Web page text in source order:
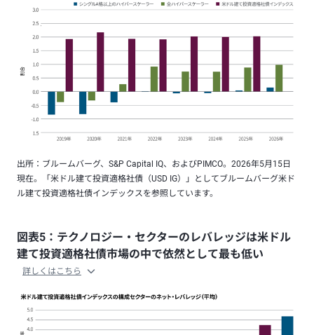
出所：ブルームバーグ、S&P Capital IQ、およびPIMCO。2026年5月15日
現在。「米ドル建て投資適格社債（USD IG）」としてブルームバーグ米ド
ル建て投資適格社債インデックスを参照しています。
図表5：テクノロジー・セクターのレバレッジは米ドル
建て投資適格社債市場の中で依然として最も低い
詳しくはこちら